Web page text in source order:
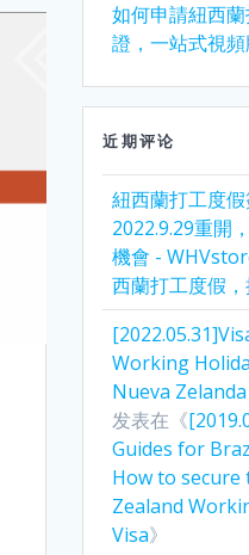
如何申請紐西
證，一站式視
近期评论
紐西蘭打工度
2022.9.29重開
機會 -
西蘭打工度假
Working
Nueva
发表在《
Guides for
How to secure
Zealand
Visa》